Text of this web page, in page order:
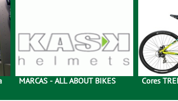
MARCAS - ALL ABOUT BIKES Cores